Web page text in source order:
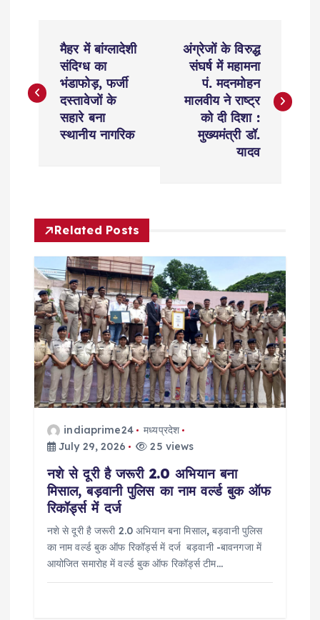
s
a
v
g
a
t
मैहर में बांग्लादेशी
संदिग्ध का
भंडाफोड़, फर्जी
दस्तावेजों के
सहारे बना
स्थानीय नागरिक
अंग्रेजों के विरुद्ध
संघर्ष में महामना
पं. मदनमोहन
मालवीय ने राष्ट्र
को दी दिशा :
मुख्यमंत्री डॉ.
यादव
Related Posts
indiaprime24
मध्यप्रदेश
July 29, 2026
25 views
नशे से दूरी है जरूरी 2.0 अभियान बना
मिसाल, बड़वानी पुलिस का नाम वर्ल्ड बुक ऑफ
रिकॉर्ड्स में दर्ज
नशे से दूरी है जरूरी 2.0 अभियान बना मिसाल, बड़वानी पुलिस
का नाम वर्ल्ड बुक ऑफ रिकॉर्ड्स में दर्ज बड़वानी -बावनगजा में
आयोजित समारोह में वर्ल्ड बुक ऑफ रिकॉर्ड्स टीम…